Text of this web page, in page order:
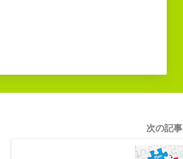
次の記事